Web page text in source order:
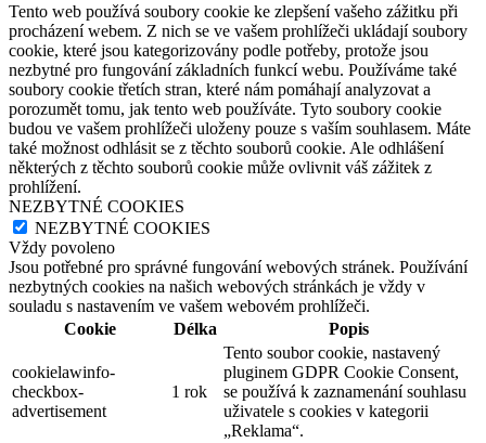
Tento web používá soubory cookie ke zlepšení vašeho zážitku při
procházení webem. Z nich se ve vašem prohlížeči ukládají soubory
cookie, které jsou kategorizovány podle potřeby, protože jsou
nezbytné pro fungování základních funkcí webu. Používáme také
soubory cookie třetích stran, které nám pomáhají analyzovat a
porozumět tomu, jak tento web používáte. Tyto soubory cookie
budou ve vašem prohlížeči uloženy pouze s vaším souhlasem. Máte
také možnost odhlásit se z těchto souborů cookie. Ale odhlášení
některých z těchto souborů cookie může ovlivnit váš zážitek z
prohlížení.
NEZBYTNÉ COOKIES
NEZBYTNÉ COOKIES
Vždy povoleno
Jsou potřebné pro správné fungování webových stránek. Používání
nezbytných cookies na našich webových stránkách je vždy v
souladu s nastavením ve vašem webovém prohlížeči.
Cookie
Délka Popis
cookielawinfo-
checkbox-
advertisement
1 rok
Tento soubor cookie, nastavený
pluginem GDPR Cookie Consent,
se používá k zaznamenání souhlasu
uživatele s cookies v kategorii
„Reklama“.